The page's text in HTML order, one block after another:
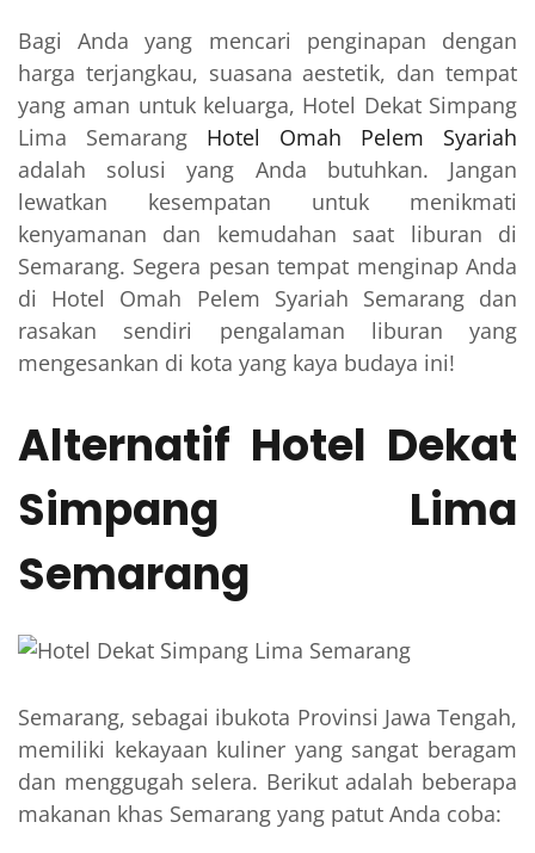
Bagi Anda yang mencari penginapan dengan
harga terjangkau, suasana aestetik, dan tempat
yang aman untuk keluarga, Hotel Dekat Simpang
Lima Semarang Hotel Omah Pelem Syariah
adalah solusi yang Anda butuhkan. Jangan
lewatkan kesempatan untuk menikmati
kenyamanan dan kemudahan saat liburan di
Semarang. Segera pesan tempat menginap Anda
di Hotel Omah Pelem Syariah Semarang dan
rasakan sendiri pengalaman liburan yang
mengesankan di kota yang kaya budaya ini!
Alternatif Hotel Dekat
Simpang Lima
Semarang
Semarang, sebagai ibukota Provinsi Jawa Tengah,
memiliki kekayaan kuliner yang sangat beragam
dan menggugah selera. Berikut adalah beberapa
makanan khas Semarang yang patut Anda coba: